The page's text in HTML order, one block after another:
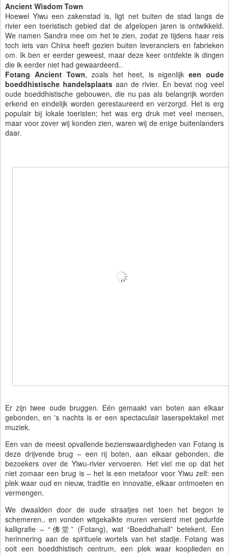
Ancient Wisdom Town
Hoewel Yiwu een zakenstad is, ligt net buiten de stad langs de
rivier een toeristisch gebied dat de afgelopen jaren is ontwikkeld.
We namen Sandra mee om het te zien, zodat ze tijdens haar reis
toch iets van China heeft gezien buiten leveranciers en fabrieken
om. Ik ben er eerder geweest, maar deze keer ontdekte ik dingen
die ik eerder niet had gewaardeerd..
Fotang Ancient Town, zoals het heet, is eigenlijkeen oude
boeddhistische handelsplaats aan de rivier. En bevat nog veel
oude boeddhistische gebouwen, die nu pas als belangrijk worden
erkend en eindelijk worden gerestaureerd en verzorgd. Het is erg
populair bij lokale toeristen; het was erg druk met veel mensen,
maar voor zover wij konden zien, waren wij de enige buitenlanders
daar.
Er zijn twee oude bruggen. Eén gemaakt van boten aan elkaar
gebonden, en 's nachts is er een spectaculair laserspektakel met
muziek.
Een van de meest opvallende bezienswaardigheden van Fotang is
deze drijvende brug – een rij boten, aan elkaar gebonden, die
bezoekers over de Yiwu-rivier vervoeren. Het viel me op dat het
niet zomaar een brug is – het is een metafoor voor Yiwu zelf: een
plek waar oud en nieuw, traditie en innovatie, elkaar ontmoeten en
vermengen.
We dwaalden door de oude straatjes net toen het begon te
schemeren.. en vonden witgekalkte muren versierd met gedurfde
kalligrafie – “佛堂” (Fotang), wat “Boeddhahall” betekent. Een
herinnering aan de spirituele wortels van het stadje. Fotang was
ooit een boeddhistisch centrum, een plek waar kooplieden en